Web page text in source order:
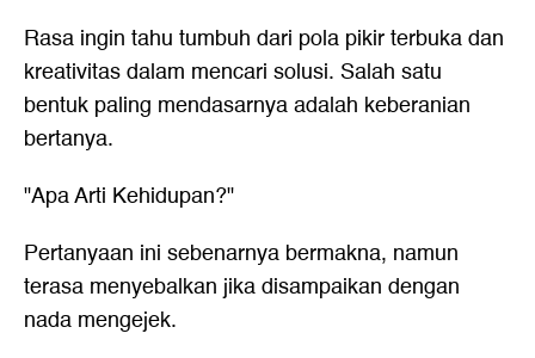
Rasa ingin tahu tumbuh dari pola pikir terbuka dan
kreativitas dalam mencari solusi. Salah satu
bentuk paling mendasarnya adalah keberanian
bertanya.
"Apa Arti Kehidupan?"
Pertanyaan ini sebenarnya bermakna, namun
terasa menyebalkan jika disampaikan dengan
nada mengejek.